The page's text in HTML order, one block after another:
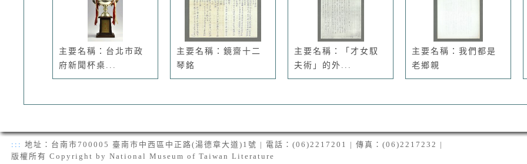
主要名稱：台北市政
府新聞杯桌...
主要名稱：鏡齋十二
琴銘
主要名稱：「才女馭
夫術」的外...
主要名稱：我們都是
老鄉親
::: 地址：台南市700005 臺南市中西區中正路(湯德章大道)1號 | 電話：(06)2217201 | 傳真：(06)2217232 |
版權所有 Copyright by National Museum of Taiwan Literature